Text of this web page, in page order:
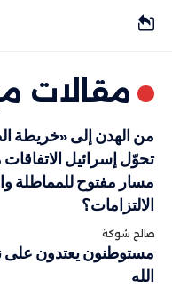
مقالات
من الهدن إلى «خريطة
تحوّل إسرائيل
مسار مفتوح للمماطلة
الالتزامات؟
صالح شوكة
مستوطنون يعتدون
الله